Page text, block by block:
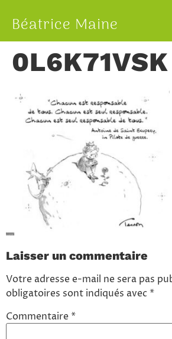
Béatrice Maine
0L6K71VSK
Laisser un commentaire
Votre adresse e-mail ne sera pas
obligatoires sont indiqués avec*
Commentaire*